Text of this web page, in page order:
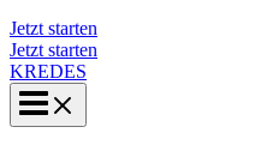
Jetzt starten
Jetzt starten
KREDES